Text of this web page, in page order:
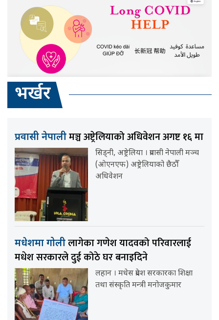
भर्खर
प्रवासी नेपालीमञ्च अष्ट्रेलियाको अधिवेशन अगष्ट १६ मा
सिड्नी, अष्ट्रेलिया । प्रवासी नेपाली मञ्च
(ओएनएफ) अष्ट्रेलियाको छैठौँ
अधिवेशन
मधेशमा गोलीलागेका गणेश यादवको परिवारलाई
मधेश सरकारले दुई कोठे घर बनाइदिने
लहान । मधेस प्रदेश सरकारका शिक्षा
तथा संस्कृति मन्त्री मनोजकुमार